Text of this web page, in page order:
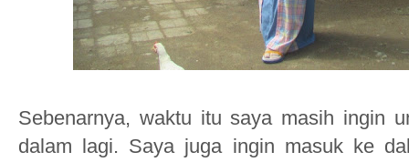
Sebenarnya, waktu itu saya masih ingin
dalam lagi. Saya juga ingin masuk ke